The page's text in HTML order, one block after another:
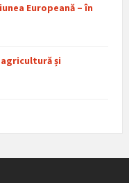
Europeană – în
și